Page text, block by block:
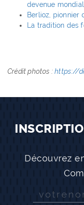
devenue
Berlioz, pionnier
La tradition des
Crédit photos :https://
Découvrez